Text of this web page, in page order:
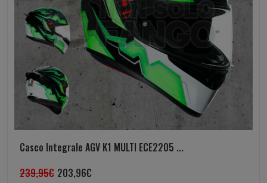
Casco Integrale AGV K1 MULTI ECE2205 ...
239,95€ 203,96€